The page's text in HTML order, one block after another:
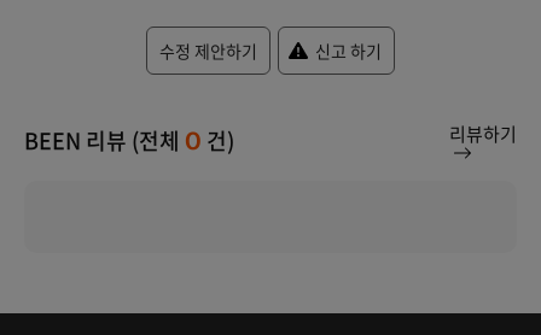
수정 제안하기 신고 하기
BEEN 리뷰 (전체 0 건) 리뷰하기